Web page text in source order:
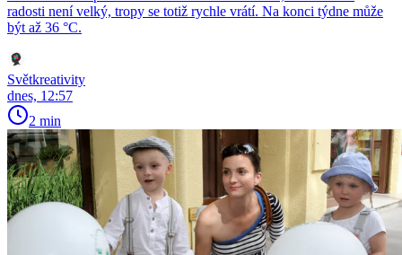
radosti není velký, tropy se totiž rychle vrátí. Na konci týdne může
být až 36 °C.
Světkreativity
dnes, 12:57
2 min